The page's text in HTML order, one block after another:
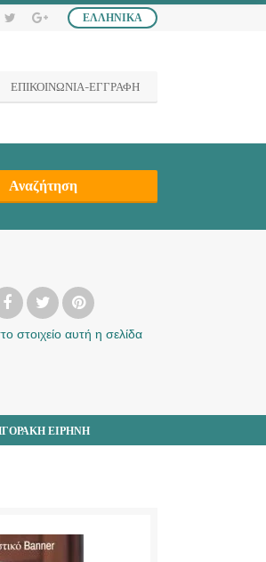
ΕΛΛΗΝΙΚΆ
ΕΠΙΚΟΙΝΩΝΙΑ-ΕΓΓΡΑΦΗ
Αναζήτηση
στοιχείο αυτή η σελίδα
ΕΙΡΗΝΗ